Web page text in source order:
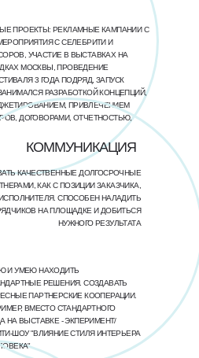
ПРОЕКТЫ: РЕКЛАМНЫЕ КАМПАНИИ С
С СЕЛЕБРИТИ И
УЧАСТИЕ В ВЫСТАВКАХ НА
МОСКВЫ, ПРОВЕДЕНИЕ
3 ГОДА ПОДРЯД, ЗАПУСК
РАЗРАБОТКОЙ КОНЦЕПЦИЙ,
ПРИВЛЕЧЕНИЕМ
ДОГОВОРАМИ, ОТЧЕТНОСТЬЮ,
КОММУНИКАЦИЯ
КАЧЕСТВЕННЫЕ ДОЛГОСРОЧНЫЕ
КАК С ПОЗИЦИИ ЗАКАЗЧИКА,
СПОСОБЕН НАЛАДИТЬ
НА ПЛОЩАДКЕ И ДОБИТЬСЯ
НУЖНОГО РЕЗУЛЬТАТА
И УМЕЮ НАХОДИТЬ
РЕШЕНИЯ. СОЗДАВАТЬ
ПАРТНЕРСКИЕ КООПЕРАЦИИ.
ВМЕСТО СТАНДАРТНОГО
НА ВЫСТАВКЕ - ЭКПЕРИМЕНТ/
ШОУ "ВЛИЯНИЕ СТИЛЯ ИНТЕРЬЕРА